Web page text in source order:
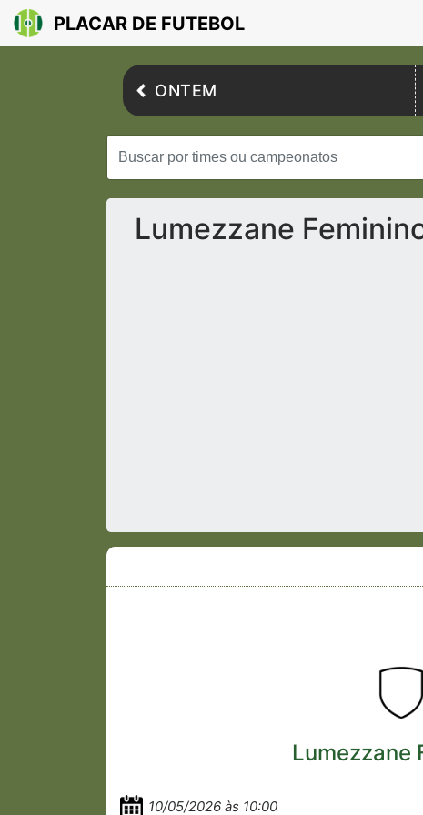
PLACAR DE FUTEBOL
ONTEM
Lumezzane
Lumezzane
10/05/2026 às 10:00